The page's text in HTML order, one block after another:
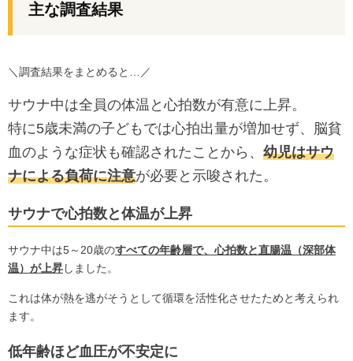
主な調査結果
＼調査結果をまとめると…／
サウナ中は全員の体温と心拍数が有意に上昇。
特に5歳未満の子どもでは心拍出量が増加せず、脳貧
血のような症状も確認されたことから、 幼児はサウ
ナによる負荷に注意が必要と示唆された。
サウナで心拍数と体温が上昇
サウナ中は5～20歳のすべての年齢層で、心拍数と直腸温（深部体
温）が上昇しました。
これは体が熱を逃がそうとして循環を活性化させたためと考えられ
ます。
低年齢ほど血圧が不安定に